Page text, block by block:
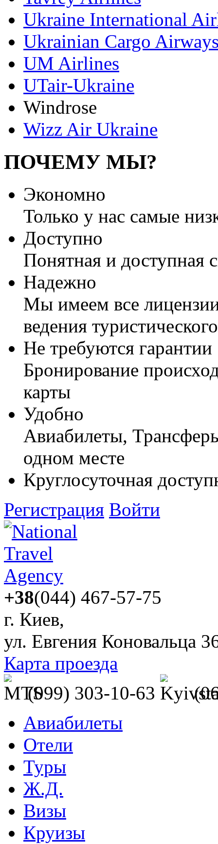
Ukraine International
Ukrainian Cargo
UM Airlines
UTair-Ukraine
Windrose
Wizz Air Ukraine
ПОЧЕМУ МЫ?
Экономно
Только у нас самые
Доступно
Понятная и доступная
Надежно
Мы имеем все
ведения
Не требуются гарантии
Бронирование
карты
Удобно
Авиабилеты,
одном месте
Круглосуточная
Регистрация Войти
+38(044) 467-57-75
г. Киев,
ул. Евгения Коновальца
Карта проезда
(099) 303-10-63
Авиабилеты
Отели
Туры
Ж.Д.
Визы
Круизы